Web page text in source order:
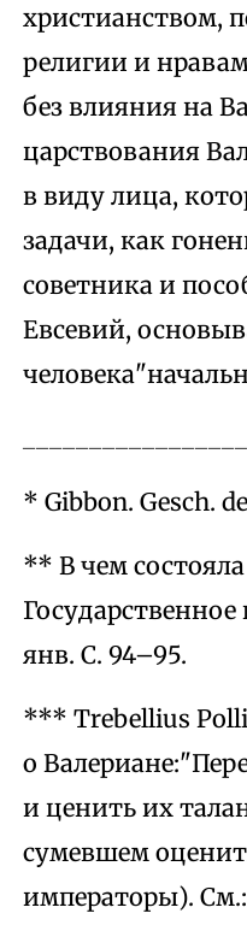
христианством,
религии и
без влияния на
царствования
в виду лица,
задачи, как
советника и
Евсевий,
* Gibbon. Gesch.
** В чем
янв. С. 94–95.
*** Trebellius
о
и ценить их
сумевшем
императоры). См.: